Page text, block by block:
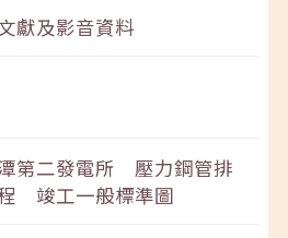
獻及影音資料
第二發電所 壓力鋼管排
竣工一般標準圖